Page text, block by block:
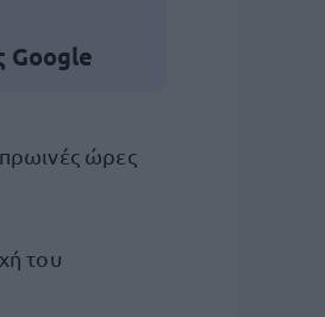
Google
ώρες
του